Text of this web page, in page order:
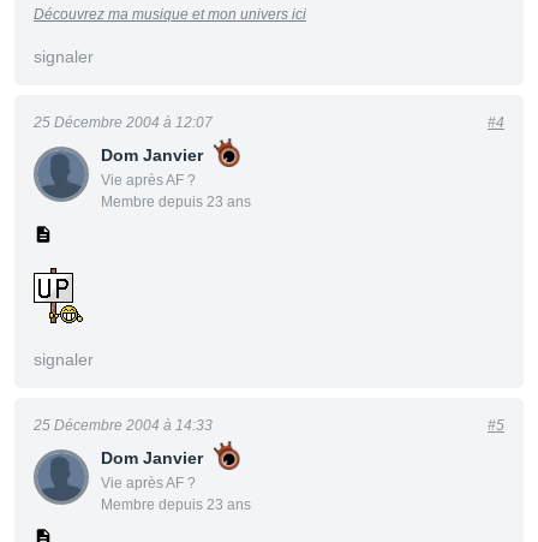
Découvrez ma musique et mon univers ici
signaler
Dom Janvier
Vie après AF ?
Membre depuis 23 ans
25 Décembre 2004 à 12:07 #4
signaler
Dom Janvier
Vie après AF ?
Membre depuis 23 ans
25 Décembre 2004 à 14:33 #5